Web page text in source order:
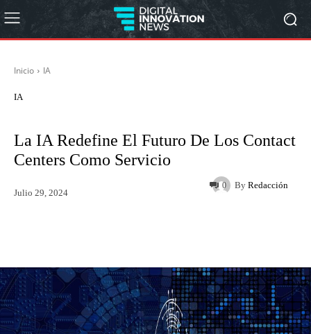
Inicio IA
IA
La IA Redefine El Futuro De Los Contact
Centers Como Servicio
By Redacción
Julio 29, 2024
0